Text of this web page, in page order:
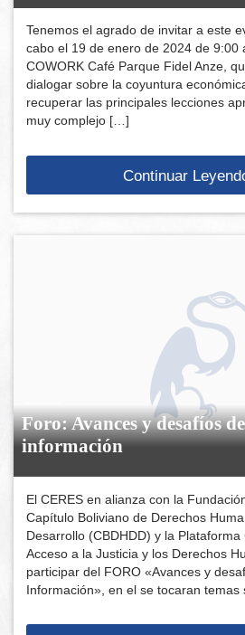
Tenemos el agrado de invitar a este
cabo el 19 de enero de 2024 de 9:00
COWORK Café Parque Fidel Anze,
dialogar sobre la coyuntura
recuperar las principales lecciones
muy complejo […]
Continuar
Foro: Avances y desafíos
información
El CERES en alianza con la
Capítulo Boliviano de Derechos
Desarrollo (CBDHDD) y la
Acceso a la Justicia y los Derechos
participar del FORO «Avances y
Información», en el se tocaran